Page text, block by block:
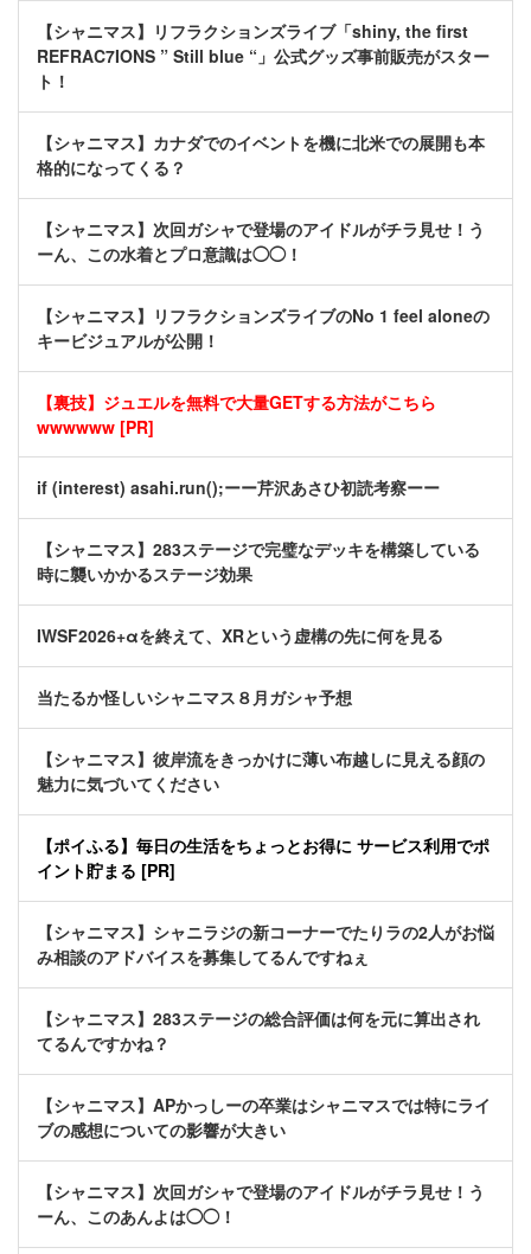
【シャニマス】リフラクションズライブ「shiny, the first
REFRAC7IONS ” Still blue “」公式グッズ事前販売がスター
ト！
【シャニマス】カナダでのイベントを機に北米での展開も本
格的になってくる？
【シャニマス】次回ガシャで登場のアイドルがチラ見せ！う
ーん、この水着とプロ意識は◯◯！
【シャニマス】リフラクションズライブのNo 1 feel aloneの
キービジュアルが公開！
【裏技】ジュエルを無料で大量GETする方法がこちら
wwwwww [PR]
if (interest) asahi.run();ーー芹沢あさひ初読考察ーー
【シャニマス】283ステージで完璧なデッキを構築している
時に襲いかかるステージ効果
IWSF2026+αを終えて、XRという虚構の先に何を見る
当たるか怪しいシャニマス８月ガシャ予想
【シャニマス】彼岸流をきっかけに薄い布越しに見える顔の
魅力に気づいてください
【ポイふる】毎日の生活をちょっとお得に サービス利用でポ
イント貯まる [PR]
【シャニマス】シャニラジの新コーナーでたりラの2人がお悩
み相談のアドバイスを募集してるんですねぇ
【シャニマス】283ステージの総合評価は何を元に算出され
てるんですかね？
【シャニマス】APかっしーの卒業はシャニマスでは特にライ
ブの感想についての影響が大きい
【シャニマス】次回ガシャで登場のアイドルがチラ見せ！う
ーん、このあんよは◯◯！